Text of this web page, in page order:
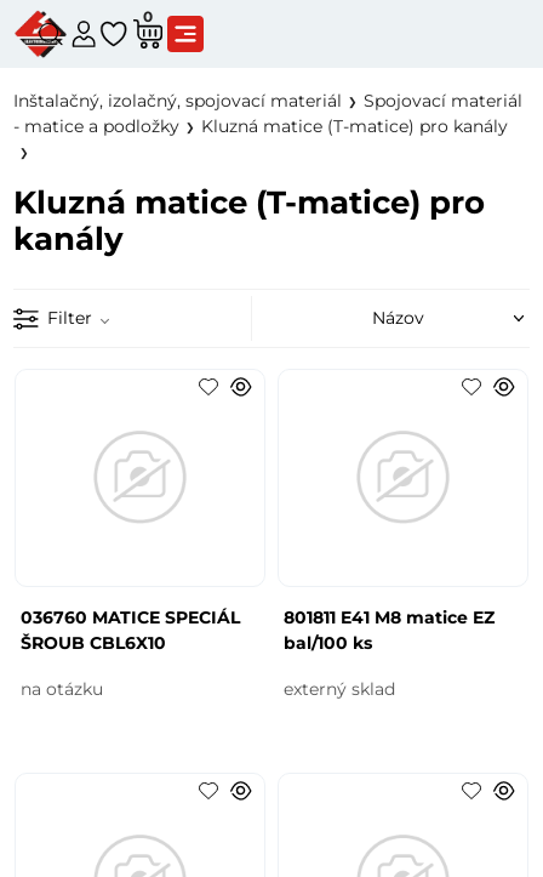
0
Inštalačný, izolačný, spojovací materiál
Spojovací materiál
- matice a podložky
Kluzná matice (T-matice) pro kanály
Kluzná matice (T-matice) pro
kanály
Filter
036760 MATICE SPECIÁL
ŠROUB CBL6X10
na otázku
801811 E41 M8 matice EZ
bal/100 ks
externý sklad